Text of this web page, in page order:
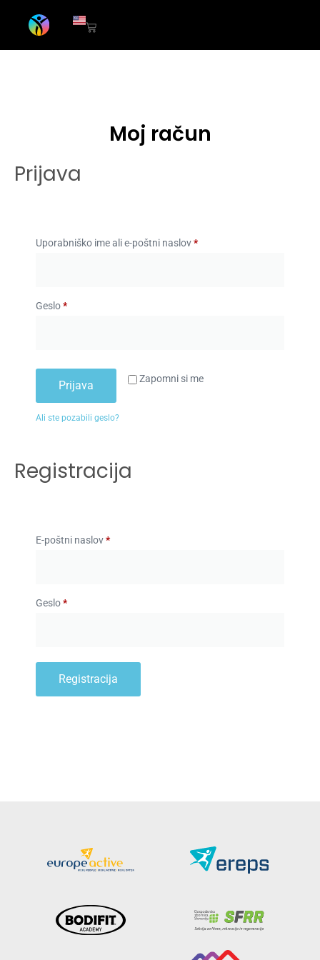
Moj račun
Prijava
Uporabniško ime ali e-poštni naslov*
Geslo*
Zapomni si me
Prijava
Ali ste pozabili geslo?
Registracija
E-poštni naslov*
Geslo*
Registracija